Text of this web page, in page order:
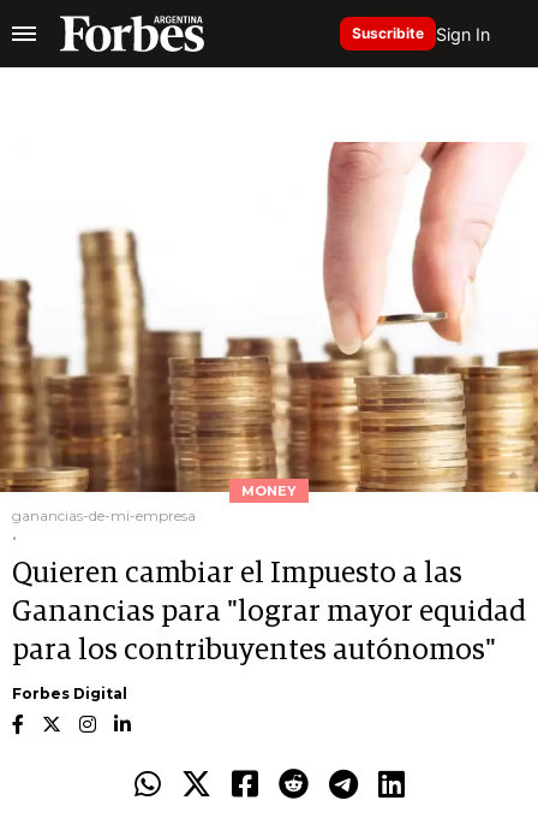
Suscribite Sign In
MONEY
ganancias-de-mi-empresa
.
Quieren cambiar el Impuesto a las
Ganancias para "lograr mayor equidad
para los contribuyentes autónomos"
Forbes Digital